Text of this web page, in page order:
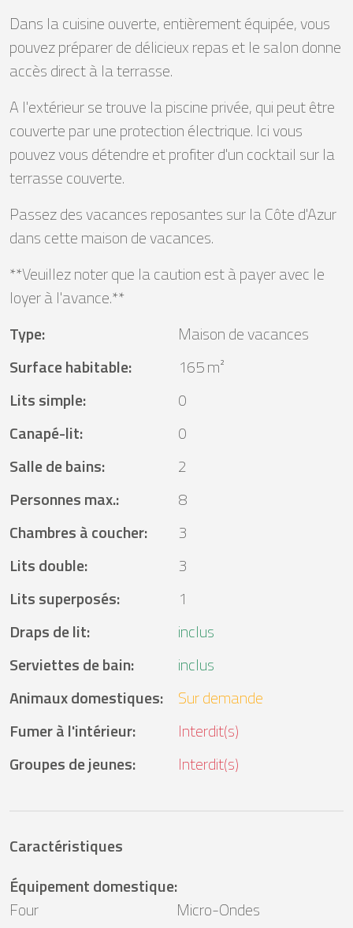
Dans la cuisine ouverte, entièrement équipée, vous
pouvez préparer de délicieux repas et le salon donne
accès direct à la terrasse.
A l'extérieur se trouve la piscine privée, qui peut être
couverte par une protection électrique. Ici vous
pouvez vous détendre et profiter d'un cocktail sur la
terrasse couverte.
Passez des vacances reposantes sur la Côte d'Azur
dans cette maison de vacances.
**Veuillez noter que la caution est à payer avec le
loyer à l'avance.**
Type:
Maison de vacances
Surface habitable:
165 m²
Lits simple:
0
Canapé-lit:
0
Salle de bains:
2
Personnes max.:
8
Chambres à coucher:
3
Lits double:
3
Lits superposés:
1
Draps de lit:
inclus
Serviettes de bain:
inclus
Animaux domestiques:
Sur demande
Fumer à l'intérieur:
Interdit(s)
Groupes de jeunes: Interdit(s)
Caractéristiques
Équipement domestique:
Four
Micro-Ondes